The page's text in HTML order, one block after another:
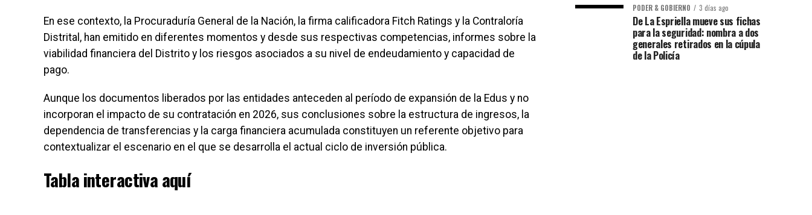
En ese contexto, la Procuraduría General de la Nación, la firma calificadora Fitch Ratings y la Contraloría
Distrital, han emitido en diferentes momentos y desde sus respectivas competencias, informes sobre la
viabilidad financiera del Distrito y los riesgos asociados a su nivel de endeudamiento y capacidad de
pago.
Aunque los documentos liberados por las entidades anteceden al período de expansión de la Edus y no
incorporan el impacto de su contratación en 2026, sus conclusiones sobre la estructura de ingresos, la
dependencia de transferencias y la carga financiera acumulada constituyen un referente objetivo para
contextualizar el escenario en el que se desarrolla el actual ciclo de inversión pública.
Tabla interactiva aquí
PODER & GOBIERNO 3 días ago
De La Espriella mueve sus fichas
para la seguridad: nombra a dos
generales retirados en la cúpula
de la Policía